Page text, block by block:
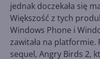
jednak doczekała się
Większość z tych
Windows Phone i
zawitała na platformie.
sequel, Angry Birds 2,